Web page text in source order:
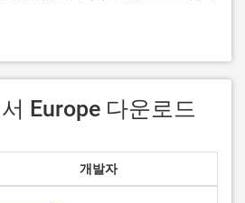
Europe 다운로드
개발자